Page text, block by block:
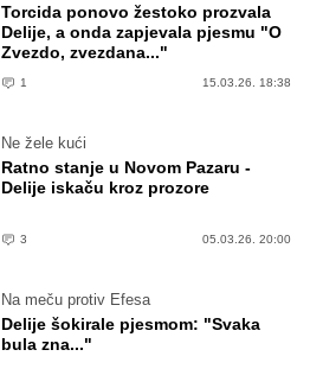
Torcida ponovo žestoko prozvala
Delije, a onda zapjevala pjesmu "O
Zvezdo, zvezdana..."
1 15.03.26. 18:38
Ne žele kući
Ratno stanje u Novom Pazaru -
Delije iskaču kroz prozore
3 05.03.26. 20:00
Na meču protiv Efesa
Delije šokirale pjesmom: "Svaka
bula zna..."